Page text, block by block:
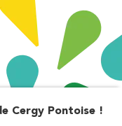
Cergy Pontoise !